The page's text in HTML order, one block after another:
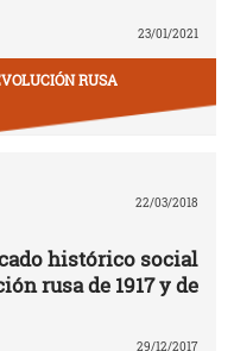
23/01/2021
RUSA
22/03/2018
histórico social
rusa de 1917 y de
29/12/2017